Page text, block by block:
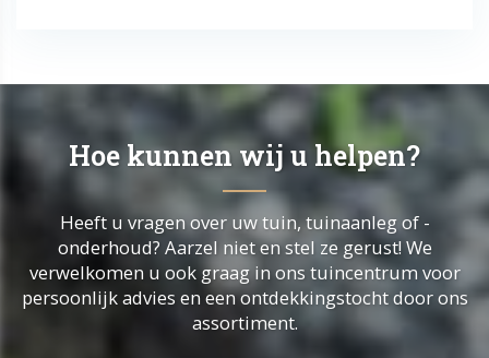
Hoe kunnen wij u helpen?
Heeft u vragen over uw tuin, tuinaanleg of -
onderhoud? Aarzel niet en stel ze gerust! We
verwelkomen u ook graag in ons tuincentrum voor
persoonlijk advies en een ontdekkingstocht door ons
assortiment.